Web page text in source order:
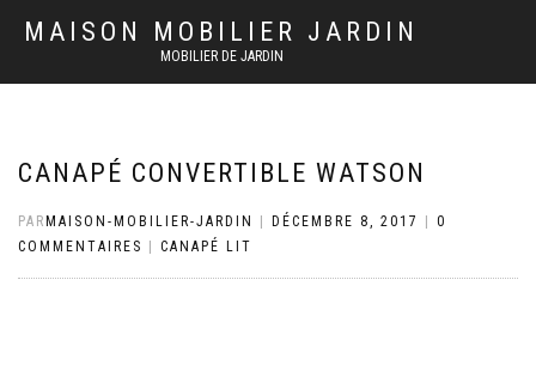
MAISON MOBILIER JARDIN
MOBILIER DE JARDIN
CANAPÉ CONVERTIBLE WATSON
PAR MAISON-MOBILIER-JARDIN DÉCEMBRE 8, 2017
0
COMMENTAIRES
CANAPÉ LIT